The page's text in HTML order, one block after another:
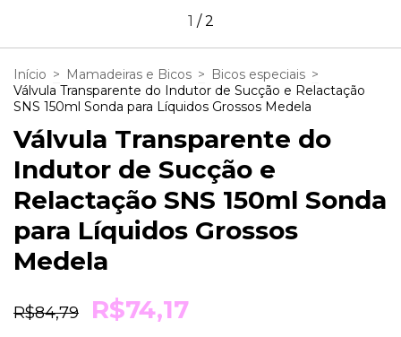
1 /2
Início > Mamadeiras e Bicos > Bicos especiais >
Válvula Transparente do Indutor de Sucção e Relactação
SNS 150ml Sonda para Líquidos Grossos Medela
Válvula Transparente do
Indutor de Sucção e
Relactação SNS 150ml Sonda
para Líquidos Grossos
Medela
R$84,79 R$74,17